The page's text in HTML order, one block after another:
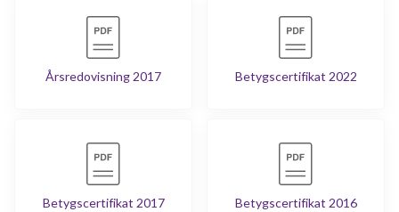
Årsredovisning 2017 Betygscertifikat 2022
Betygscertifikat 2017 Betygscertifikat 2016